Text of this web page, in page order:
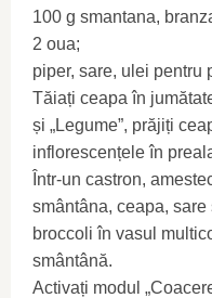
100 g smantana,
2 oua;
piper, sare, ulei pentru
Tăiați ceapa în
și „Legume”, prăjiți
inflorescențele în
Într-un castron,
smântâna, ceapa,
broccoli în vasul
smântână.
Activați modul